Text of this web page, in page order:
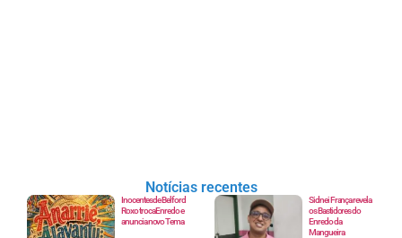
Notícias recentes
Inocentes de Belford
Roxo troca Enredo e
anuncia novo Tema
Sidnei França revela
os Bastidores do
Enredo da
Mangueira